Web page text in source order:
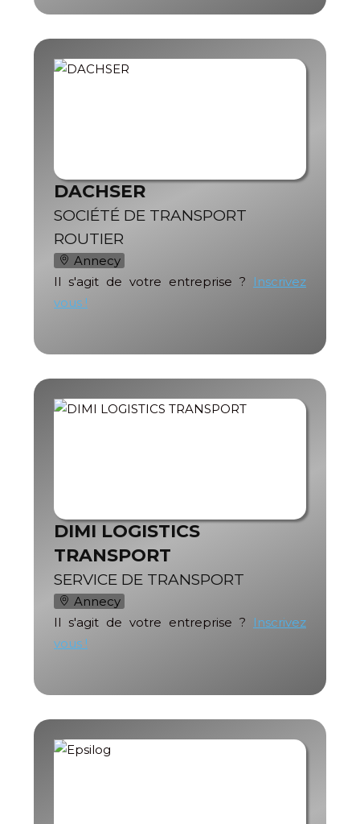
DACHSER
SOCIÉTÉ DE TRANSPORT
ROUTIER
Annecy
Il s'agit de votre entreprise ?
Inscrivez
vous !
DIMI LOGISTICS
TRANSPORT
SERVICE DE TRANSPORT
Annecy
Il s'agit de votre entreprise ?
Inscrivez
vous !